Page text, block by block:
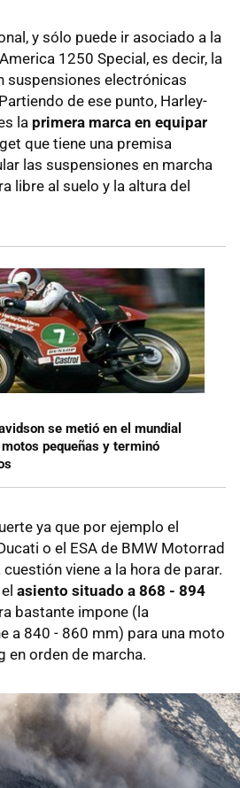
y sólo puede ir asociado a la
1250 Special, es decir, la
suspensiones electrónicas
de ese punto, Harley-
la primera marca en equipar
que tiene una premisa
las suspensiones en marcha
libre al suelo y la altura del
se metió en el mundial
pequeñas y terminó
ya que por ejemplo el
o el ESA de BMW Motorrad
viene a la hora de parar.
asiento situado a 868 - 894
bastante impone (la
a 840 - 860 mm) para una moto
en orden de marcha.